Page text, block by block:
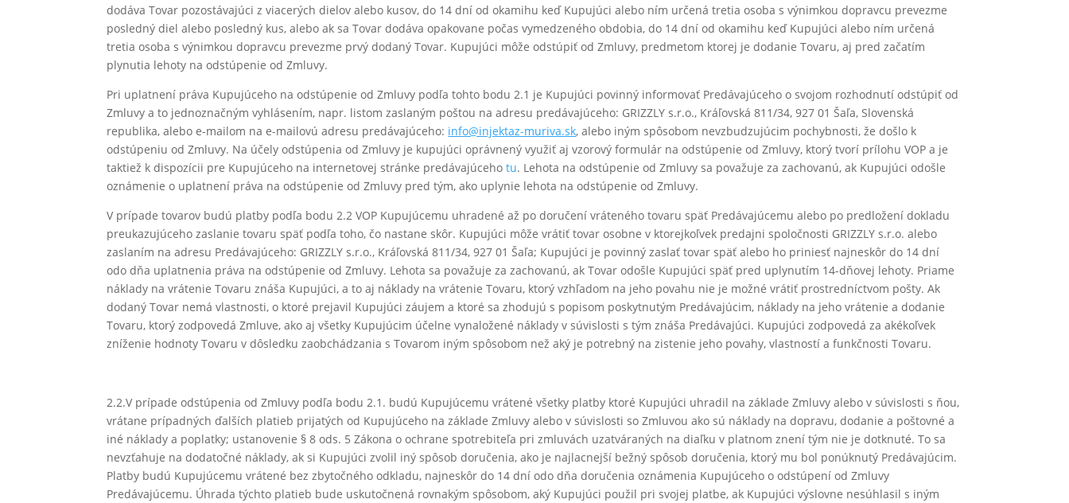
dodáva Tovar pozostávajúci z viacerých dielov alebo kusov, do 14 dní od okamihu keď Kupujúci alebo ním určená tretia osoba s výnimkou dopravcu prevezme
posledný diel alebo posledný kus, alebo ak sa Tovar dodáva opakovane počas vymedzeného obdobia, do 14 dní od okamihu keď Kupujúci alebo ním určená
tretia osoba s výnimkou dopravcu prevezme prvý dodaný Tovar. Kupujúci môže odstúpiť od Zmluvy, predmetom ktorej je dodanie Tovaru, aj pred začatím
plynutia lehoty na odstúpenie od Zmluvy.
Pri uplatnení práva Kupujúceho na odstúpenie od Zmluvy podľa tohto bodu 2.1 je Kupujúci povinný informovať Predávajúceho o svojom rozhodnutí odstúpiť od
Zmluvy a to jednoznačným vyhlásením, napr. listom zaslaným poštou na adresu predávajúceho: GRIZZLY s.r.o., Kráľovská 811/34, 927 01 Šaľa, Slovenská
republika, alebo e-mailom na e-mailovú adresu predávajúceho: info@injektaz-muriva.sk, alebo iným spôsobom nevzbudzujúcim pochybnosti, že došlo k
odstúpeniu od Zmluvy. Na účely odstúpenia od Zmluvy je kupujúci oprávnený využiť aj vzorový formulár na odstúpenie od Zmluvy, ktorý tvorí prílohu VOP a je
taktiež k dispozícii pre Kupujúceho na internetovej stránke predávajúcehotu. Lehota na odstúpenie od Zmluvy sa považuje za zachovanú, ak Kupujúci odošle
oznámenie o uplatnení práva na odstúpenie od Zmluvy pred tým, ako uplynie lehota na odstúpenie od Zmluvy.
V prípade tovarov budú platby podľa bodu 2.2 VOP Kupujúcemu uhradené až po doručení vráteného tovaru späť Predávajúcemu alebo po predložení dokladu
preukazujúceho zaslanie tovaru späť podľa toho, čo nastane skôr. Kupujúci môže vrátiť tovar osobne v ktorejkoľvek predajni spoločnosti GRIZZLY s.r.o. alebo
zaslaním na adresu Predávajúceho: GRIZZLY s.r.o., Kráľovská 811/34, 927 01 Šaľa; Kupujúci je povinný zaslať tovar späť alebo ho priniesť najneskôr do 14 dní
odo dňa uplatnenia práva na odstúpenie od Zmluvy. Lehota sa považuje za zachovanú, ak Tovar odošle Kupujúci späť pred uplynutím 14-dňovej lehoty. Priame
náklady na vrátenie Tovaru znáša Kupujúci, a to aj náklady na vrátenie Tovaru, ktorý vzhľadom na jeho povahu nie je možné vrátiť prostredníctvom pošty. Ak
dodaný Tovar nemá vlastnosti, o ktoré prejavil Kupujúci záujem a ktoré sa zhodujú s popisom poskytnutým Predávajúcim, náklady na jeho vrátenie a dodanie
Tovaru, ktorý zodpovedá Zmluve, ako aj všetky Kupujúcim účelne vynaložené náklady v súvislosti s tým znáša Predávajúci. Kupujúci zodpovedá za akékoľvek
zníženie hodnoty Tovaru v dôsledku zaobchádzania s Tovarom iným spôsobom než aký je potrebný na zistenie jeho povahy, vlastností a funkčnosti Tovaru.
2.2.V prípade odstúpenia od Zmluvy podľa bodu 2.1. budú Kupujúcemu vrátené všetky platby ktoré Kupujúci uhradil na základe Zmluvy alebo v súvislosti s ňou,
vrátane prípadných ďalších platieb prijatých od Kupujúceho na základe Zmluvy alebo v súvislosti so Zmluvou ako sú náklady na dopravu, dodanie a poštovné a
iné náklady a poplatky; ustanovenie § 8 ods. 5 Zákona o ochrane spotrebiteľa pri zmluvách uzatváraných na diaľku v platnom znení tým nie je dotknuté. To sa
nevzťahuje na dodatočné náklady, ak si Kupujúci zvolil iný spôsob doručenia, ako je najlacnejší bežný spôsob doručenia, ktorý mu bol ponúknutý Predávajúcim.
Platby budú Kupujúcemu vrátené bez zbytočného odkladu, najneskôr do 14 dní odo dňa doručenia oznámenia Kupujúceho o odstúpení od Zmluvy
Predávajúcemu. Úhrada týchto platieb bude uskutočnená rovnakým spôsobom, aký Kupujúci použil pri svojej platbe, ak Kupujúci výslovne nesúhlasil s iným